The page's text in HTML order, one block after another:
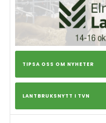
TIPSA OSS OM NYHETER
LANTBRUKSNYTT I TVN